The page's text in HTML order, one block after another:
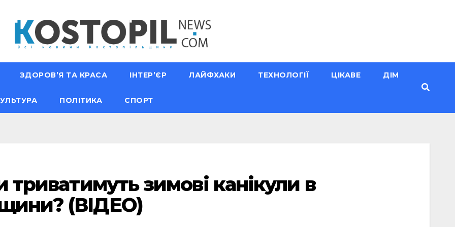
ЗДОРОВ’Я ТА КРАСА ІНТЕР’ЄР ЛАЙФХАКИ ТЕХНОЛОГІЇ ЦІКАВЕ ДІМ
ПОЛІТИКА СПОРТ
триватимуть зимові канікули в
(ВІДЕО)